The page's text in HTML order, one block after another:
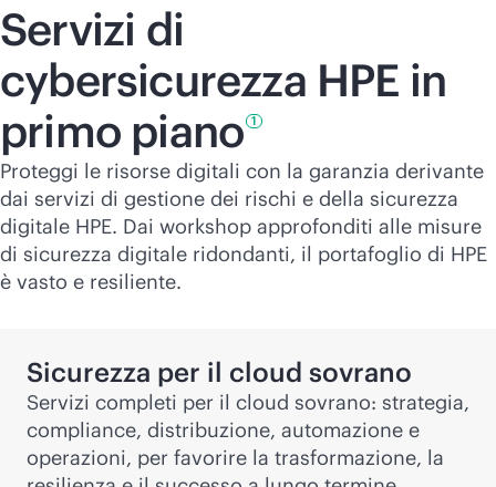
Servizi di
cybersicurezza HPE in
primo piano 1
Proteggi le risorse digitali con la garanzia derivante
dai servizi di gestione dei rischi e della sicurezza
digitale HPE. Dai workshop approfonditi alle misure
di sicurezza digitale ridondanti, il portafoglio di HPE
è vasto e resiliente.
Sicurezza per il cloud sovrano
Servizi completi per il cloud sovrano: strategia,
compliance, distribuzione, automazione e
operazioni, per favorire la trasformazione, la